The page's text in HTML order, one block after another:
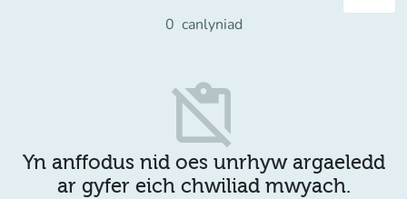
0 canlyniad
content_paste_off
Yn anffodus nid oes unrhyw argaeledd
ar gyfer eich chwiliad mwyach.